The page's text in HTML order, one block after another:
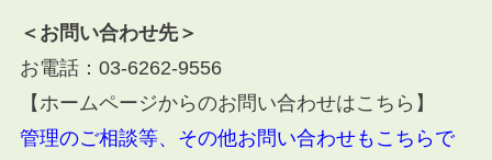
＜お問い合わせ先＞
お電話： 03-6262-9556
【ホームページからのお問い合わせはこちら】
管理のご相談等、その他お問い合わせもこちらで